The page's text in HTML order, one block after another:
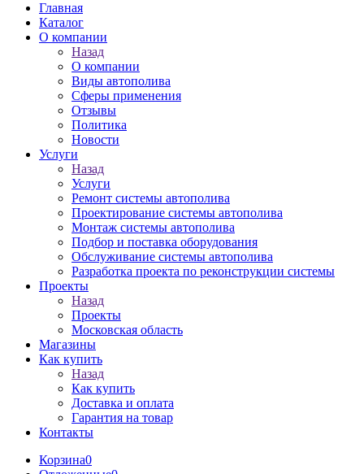
Главная
Каталог
О компании
Назад
О компании
Виды автополива
Сферы применения
Отзывы
Политика
Новости
Услуги
Назад
Услуги
Ремонт системы автополива
Проектирование системы автополива
Монтаж системы автополива
Подбор и поставка оборудования
Обслуживание системы автополива
Разработка проекта по реконструкции системы
Проекты
Назад
Проекты
Московская область
Магазины
Как купить
Назад
Как купить
Доставка и оплата
Гарантия на товар
Контакты
Корзина0